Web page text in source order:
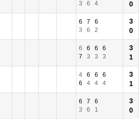
3
6 4
0
6 7
6
3
6 2
3
0
6 6 6
6
7
3 3 3
3
1
4 6 6
6
6
4 4 4
3
1
6 7
6
3
6 1
3
0